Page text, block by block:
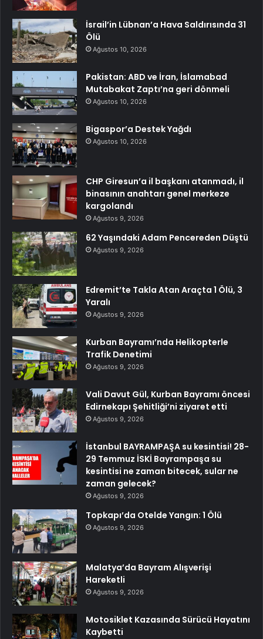
İsrail’in Lübnan’a Hava Saldırısında 31
Ölü
Ağustos 10, 2026
Pakistan: ABD ve İran, İslamabad
Mutabakat Zaptı’na geri dönmeli
Ağustos 10, 2026
Bigaspor’a Destek Yağdı
Ağustos 10, 2026
CHP Giresun’a il başkanı atanmadı, il
binasının anahtarı genel merkeze
kargolandı
Ağustos 9, 2026
62 Yaşındaki Adam Pencereden Düştü
Ağustos 9, 2026
Edremit’te Takla Atan Araçta 1 Ölü, 3
Yaralı
Ağustos 9, 2026
Kurban Bayramı’nda Helikopterle
Trafik Denetimi
Ağustos 9, 2026
Vali Davut Gül, Kurban Bayramı öncesi
Edirnekapı Şehitliği’ni ziyaret etti
Ağustos 9, 2026
İstanbul BAYRAMPAŞA su kesintisi! 28-
29 Temmuz İSKİ Bayrampaşa su
kesintisi ne zaman bitecek, sular ne
zaman gelecek?
Ağustos 9, 2026
Topkapı’da Otelde Yangın: 1 Ölü
Ağustos 9, 2026
Malatya’da Bayram Alışverişi
Hareketli
Ağustos 9, 2026
Motosiklet Kazasında Sürücü Hayatını
Kaybetti